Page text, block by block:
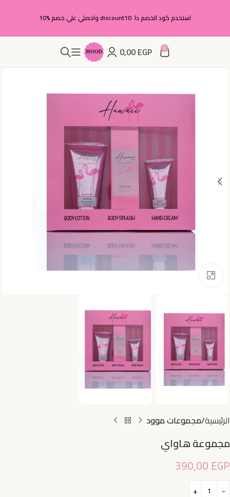
استخدم كود الخصم دا discount10 واحصلي علي خصم %10
0
0,00EGP
الرئيسية مجموعات موود
مجموعة هاواي
390,00 EGP